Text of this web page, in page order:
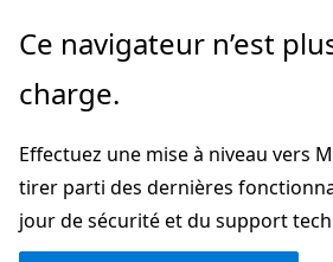
Passer
directement
au
principal
Ce navigateur n’est
charge.
Effectuez une mise à niveau vers
tirer parti des dernières
jour de sécurité et du support